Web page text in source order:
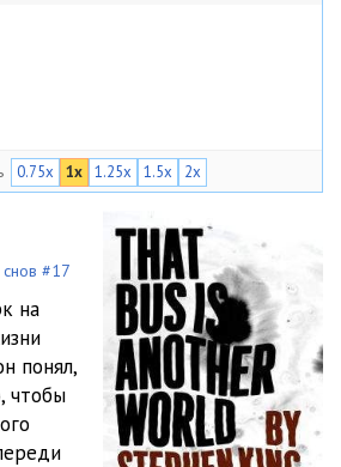
0.75x 1x 1.25x 1.5x 2x
#17
на
понял,
чтобы